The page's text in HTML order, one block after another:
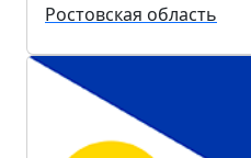
Ростовская область